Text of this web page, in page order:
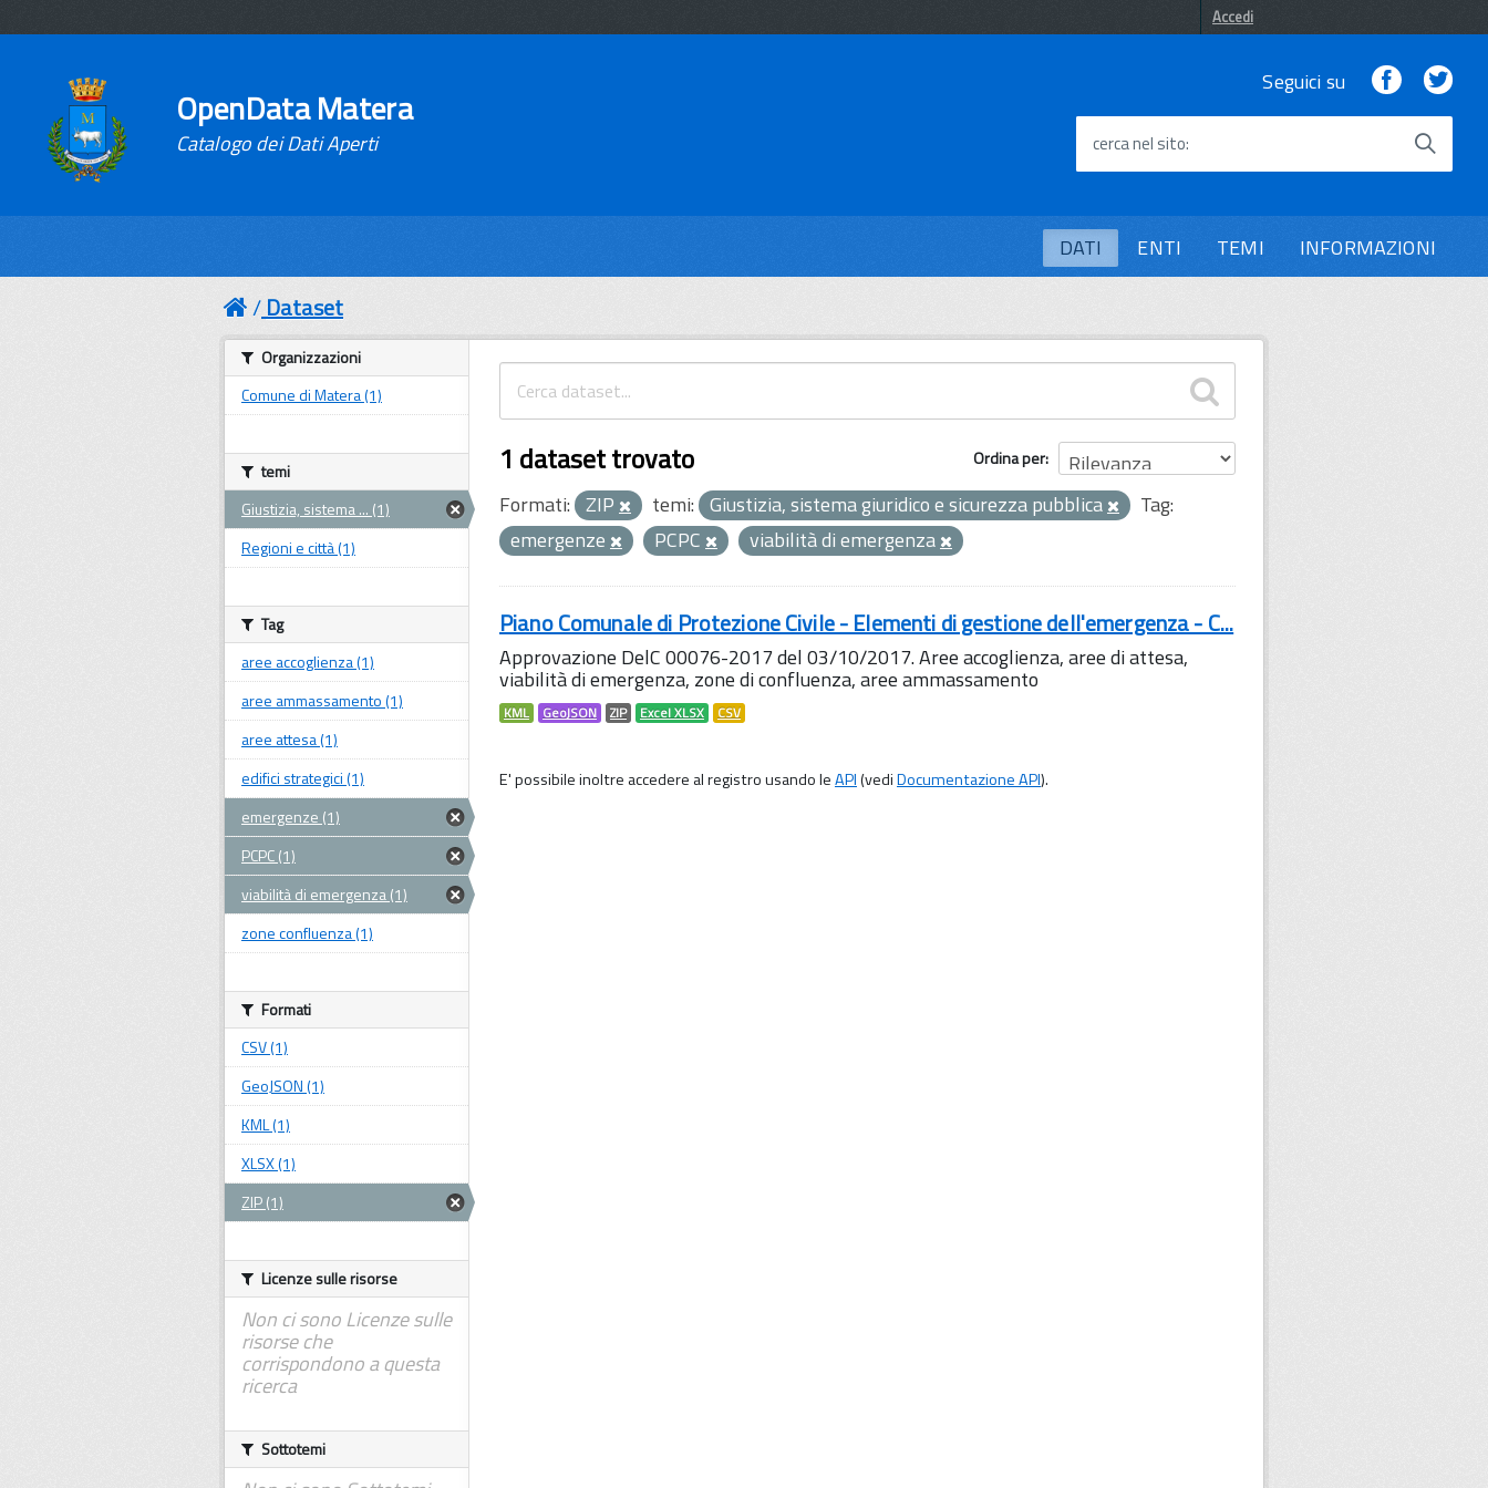
Accedi
OpenData Matera
Catalogo dei Dati Aperti
Seguici su Facebook
cerca nel sito
DATI ENTI TEMI INFORMAZIONI
Dataset
Ordina per
1 dataset trovato
Formati: ZIP temi: Giustizia, sistema giuridico e sicurezza pubblica
Tag:
emergenze
PCPC viabilità di emergenza
Piano Comunale di Protezione Civile - Elementi di gestione dell'emergenza - C...
Approvazione DelC 00076-2017 del 03/10/2017. Aree accoglienza, aree di attesa,
viabilità di emergenza, zone di confluenza, aree ammassamento
KML GeoJSON ZIP Excel XLSX CSV
E' possibile inoltre accedere al registro usando leAPI(vediDocumentazione API).
Organizzazioni
Comune di Matera (1)
temi
Giustizia, sistema ... (1)
Regioni e città (1)
Tag
aree accoglienza (1)
aree ammassamento (1)
aree attesa (1)
edifici strategici (1)
emergenze (1)
PCPC (1)
viabilità di emergenza (1)
zone confluenza (1)
Formati
CSV (1)
GeoJSON (1)
KML (1)
XLSX (1)
ZIP (1)
Licenze sulle risorse
Non ci sono Licenze sulle
risorse che
corrispondono a questa
ricerca
Sottotemi